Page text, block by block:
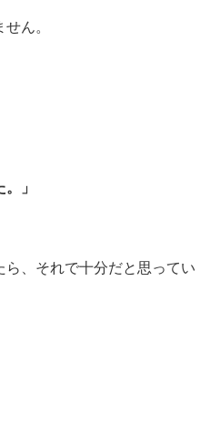
ん。
」
、それで十分だと思ってい